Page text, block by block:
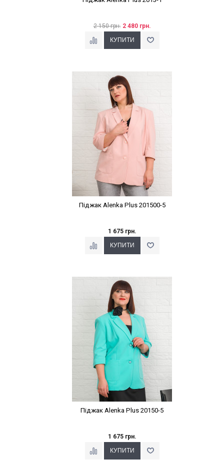
2 150 грн. 2 480 грн.
Наклейки Варіант з %
Піджак Alenka Plus 201500-5
1 675 грн.
Наклейки Варіант з %
Піджак Alenka Plus 20150-5
1 675 грн.